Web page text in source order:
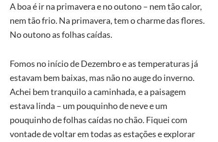
A boa é ir na primavera e no outono – nem tão calor,
nem tão frio. Na primavera, tem o charme das flores.
No outono as folhas caídas.
Fomos no início de Dezembro e as temperaturas já
estavam bem baixas, mas não no auge do inverno.
Achei bem tranquilo a caminhada, e a paisagem
estava linda – um pouquinho de neve e um
pouquinho de folhas caídas no chão. Fiquei com
vontade de voltar em todas as estações e explorar